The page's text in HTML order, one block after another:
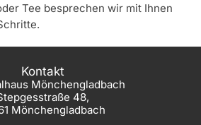
Tee besprechen wir mit Ihnen
Kontakt
Mönchengladbach
48,
Mönchengladbach